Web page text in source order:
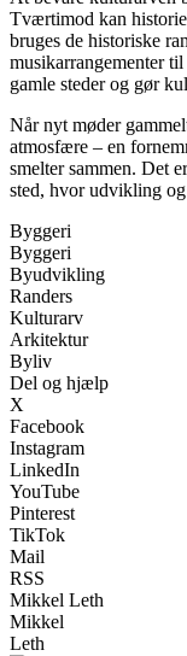
Tværtimod kan
bruges de historiske
musikarrangementer
gamle steder og gør
Når nyt møder
atmosfære – en
smelter sammen. Det
sted, hvor udvikling
Byggeri
Byggeri
Byudvikling
Randers
Kulturarv
Arkitektur
Byliv
Del og hjælp
X
Facebook
Instagram
LinkedIn
YouTube
Pinterest
TikTok
Mail
RSS
Mikkel Leth
Mikkel
Leth